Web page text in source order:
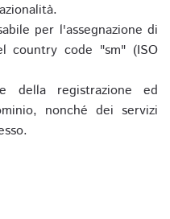
per l'assegnazione di
country code "sm" (ISO
della registrazione ed
nonché dei servizi